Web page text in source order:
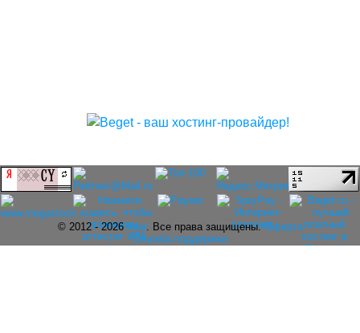
© 2012 - 2026rolar. Все права защищены.Оферта
Служба поддержки